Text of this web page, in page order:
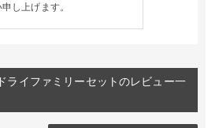
し上げます。
ライファミリーセットのレビュー一